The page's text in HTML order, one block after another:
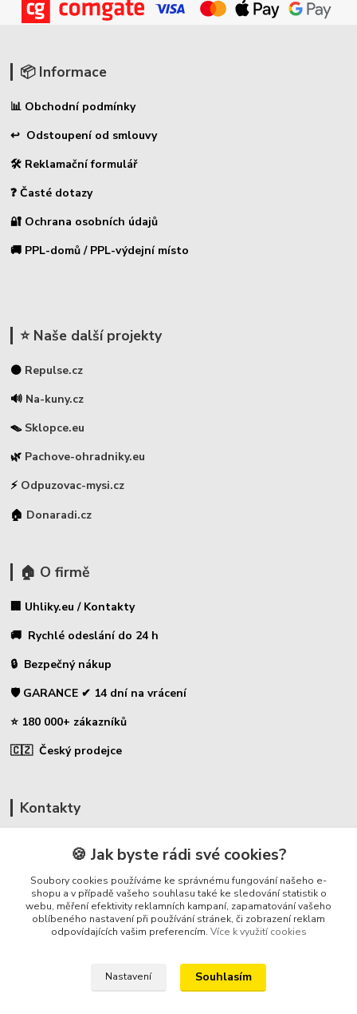
📦 Informace
📊 Obchodní podmínky
↩ Odstoupení od smlouvy
🛠 Reklamační formulář
❓ Časté dotazy
🔐 Ochrana osobních údajů
🚚 PPL-domů / PPL-výdejní místo
⭐ Naše další projekty
⚫ Repulse.cz
🔊 Na-kuny.cz
🪤 Sklopce.eu
🌿 Pachove-ohradniky.eu
⚡ Odpuzovac-mysi.cz
🏠 Donaradi.cz
🏠 O firmě
🏢 Uhliky.eu / Kontakty
🚚 Rychlé odeslání do 24 h
🔒 Bezpečný nákup
🛡️ GARANCE ✔ 14 dní na vrácení
⭐ 180 000+ zákazníků
🇨🇿 Český prodejce
Kontakty
🛡️ Zákaznická podpora
📞 728 007 997
⏰ Po-Pá - 7:00 - 13:30
info@repulse.cz
🍪 Jak byste rádi své cookies?
Soubory cookies používáme ke správnému fungování našeho e-
shopu a v případě vašeho souhlasu také ke sledování statistik o
webu, měření efektivity reklamních kampaní, zapamatování vašeho
oblíbeného nastavení při používání stránek, či zobrazení reklam
odpovídajících vašim preferencím. Více k využití cookies
Nastavení Souhlasím